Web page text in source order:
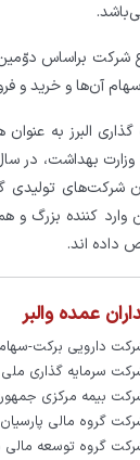
براساس دوّمین
آن‌ها و خرید و
گذاری البرز به
شرکت‌های تولیدی
وارد کننده بزرگ و
داده اند.
عمده والبر
دارويي بركت-
سرمايه گذاري
بيمه مركزي
گروه مالي
گروه توسعه مالي